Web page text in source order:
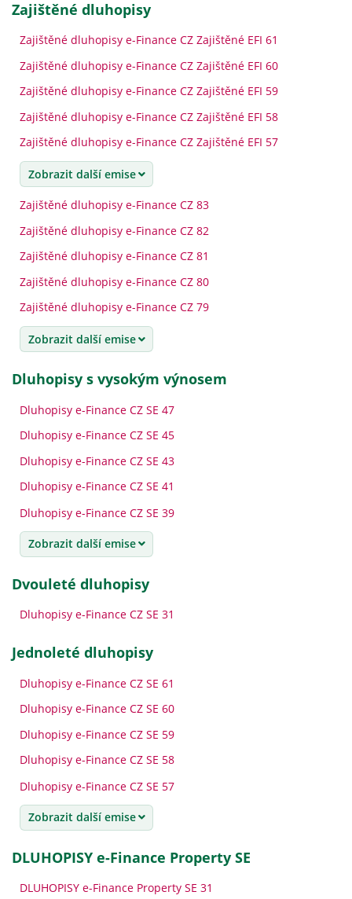
zajištěné dluhopisy
Zajištěné dluhopisy e-Finance CZ Zajištěné EFI 61
Zajištěné dluhopisy e-Finance CZ Zajištěné EFI 60
Zajištěné dluhopisy e-Finance CZ Zajištěné EFI 59
Zajištěné dluhopisy e-Finance CZ Zajištěné EFI 58
Zajištěné dluhopisy e-Finance CZ Zajištěné EFI 57
Zobrazit další emise
Zajištěné dluhopisy e-Finance CZ 83
Zajištěné dluhopisy e-Finance CZ 82
Zajištěné dluhopisy e-Finance CZ 81
Zajištěné dluhopisy e-Finance CZ 80
Zajištěné dluhopisy e-Finance CZ 79
Zobrazit další emise
dluhopisy s vysokým výnosem
Dluhopisy e-Finance CZ SE 47
Dluhopisy e-Finance CZ SE 45
Dluhopisy e-Finance CZ SE 43
Dluhopisy e-Finance CZ SE 41
Dluhopisy e-Finance CZ SE 39
Zobrazit další emise
dvouleté dluhopisy
Dluhopisy e-Finance CZ SE 31
jednoleté dluhopisy
Dluhopisy e-Finance CZ SE 61
Dluhopisy e-Finance CZ SE 60
Dluhopisy e-Finance CZ SE 59
Dluhopisy e-Finance CZ SE 58
Dluhopisy e-Finance CZ SE 57
Zobrazit další emise
DLUHOPISY e-Finance Property SE
DLUHOPISY e-Finance Property SE 31